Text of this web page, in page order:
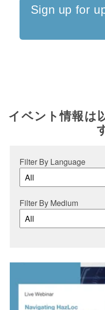
Sign up for
イベント情報は
Filter By Language
Filter By Medium